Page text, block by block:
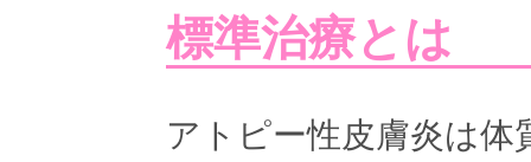
標準治療とは
アトピー性皮膚炎は体